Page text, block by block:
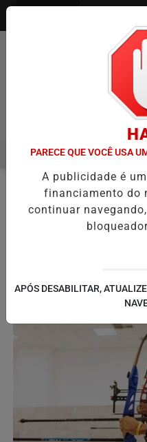
Pesquisar Notícia
ITAQUÁ ESTREIA NO
EM ALTA
EMNOTÍCIAS
PARECE QUE VOCÊ USA
A publicidade é
financiamento do
continuar
APÓS DESABILITAR,